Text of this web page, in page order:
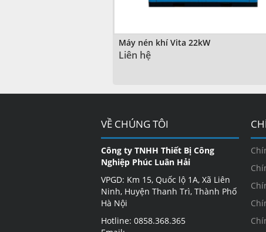
Máy nén khí Vita 22kW
Liên hệ
VỀ CHÚNG TÔI
Công ty TNHH Thiết Bị Công
Nghiệp Phúc Luân Hải
VPGD: Km 15, Quốc lộ 1A, Xã Liên
Ninh, Huyện Thanh Trì, Thành Phố
Hà Nội
Hotline: 0858.368.365